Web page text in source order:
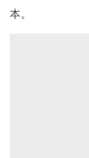
本。